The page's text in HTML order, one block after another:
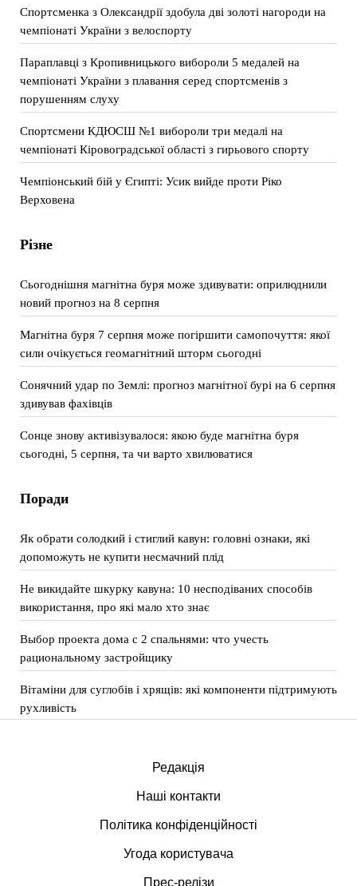
Спортсменка з Олександрії здобула дві золоті нагороди на
чемпіонаті України з велоспорту
Параплавці з Кропивницького вибороли 5 медалей на
чемпіонаті України з плавання серед спортсменів з
порушенням слуху
Спортсмени КДЮСШ №1 вибороли три медалі на
чемпіонаті Кіровоградської області з гирьового спорту
Чемпіонський бій у Єгипті: Усик вийде проти Ріко
Верховена
Різне
Сьогоднішня магнітна буря може здивувати: оприлюднили
новий прогноз на 8 серпня
Магнітна буря 7 серпня може погіршити самопочуття: якої
сили очікується геомагнітний шторм сьогодні
Сонячний удар по Землі: прогноз магнітної бурі на 6 серпня
здивував фахівців
Сонце знову активізувалося: якою буде магнітна буря
сьогодні, 5 серпня, та чи варто хвилюватися
Поради
Як обрати солодкий і стиглий кавун: головні ознаки, які
допоможуть не купити несмачний плід
Не викидайте шкурку кавуна: 10 несподіваних способів
використання, про які мало хто знає
Выбор проекта дома с 2 спальнями: что учесть
рациональному застройщику
Вітаміни для суглобів і хрящів: які компоненти підтримують
рухливість
Редакція
Наші контакти
Політика конфіденційності
Угода користувача
Прес-релізи